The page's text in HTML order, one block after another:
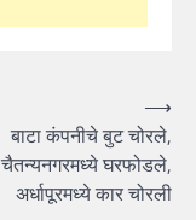
बाटा कंपनीचे बुट चोरले,
चैतन्यनगरमध्ये घरफोडले,
अर्धापूरमध्ये कार चोरली
⟶